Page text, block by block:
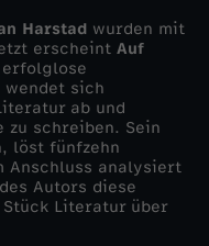
Harstad wurden mit
erscheint Auf
sich
ab und
schreiben. Sein
löst fünfzehn
Anschluss analysiert
Autors diese
Literatur über